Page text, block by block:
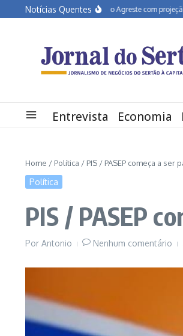
Ir para o conteúdo
Notícias Quentes
BR-232 entra em obras no Agreste com projeção até o
Entrevista Economia
Home / Política / PIS / PASEP começa a ser
Política
PIS / PASEP
Por Antonio Nenhum comentário